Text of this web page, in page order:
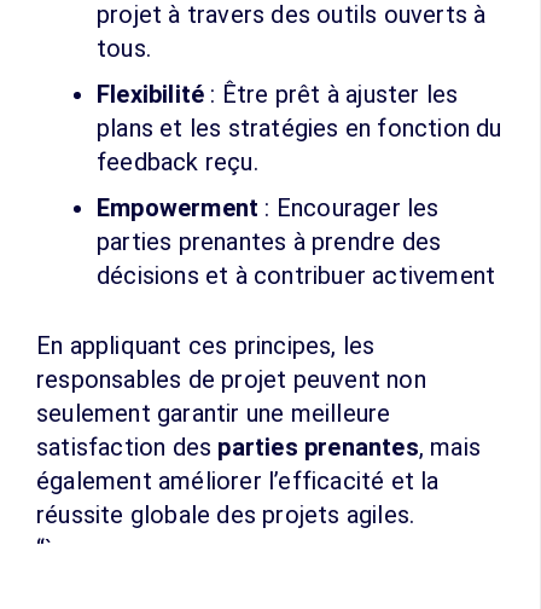
projet à travers des outils ouverts à
tous.
Flexibilité : Être prêt à ajuster les
plans et les stratégies en fonction du
feedback reçu.
Empowerment : Encourager les
parties prenantes à prendre des
décisions et à contribuer activement
En appliquant ces principes, les
responsables de projet peuvent non
seulement garantir une meilleure
satisfaction des parties prenantes, mais
également améliorer l’efficacité et la
réussite globale des projets agiles.
“`